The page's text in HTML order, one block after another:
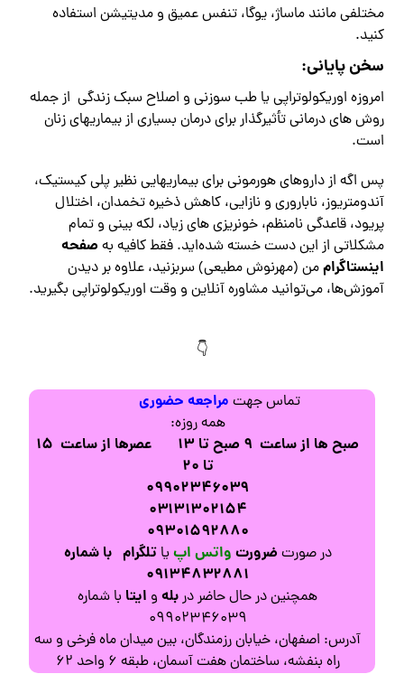
مختلفی مانند ماساژ، یوگا، تنفس عمیق و مدیتیشن استفاده
کنید.
سخن پایانی:
امروزه اوریکولوتراپی یا طب سوزنی و اصلاح سبک زندگی از جمله
روش های درمانی تأثیرگذار برای درمان بسیاری از بیماریهای زنان
است.
پس اگه از داروهای هورمونی برای بیماریهایی نظیر پلی کیستیک،
آندومتریوز، ناباروری و نازایی، کاهش ذخیره تخمدان، اختلال
پریود، قاعدگی نامنظم، خونریزی های زیاد، لکه بینی و تمام
مشکلاتی از این دست خسته شده‌اید. فقط کافیه به صفحه
اینستاگراممن (مهرنوش مطیعی) سربزنید، علاوه بر دیدن
آموزش‌ها، می‌توانید مشاوره آنلاین و وقت اوریکولوتراپی بگیرید.
👇
تماس جهت مراجعه حضوری
همه روزه:
صبح ها از ساعت ۹ صبح تا ۱۳
عصرها از ساعت ۱۵
تا ۲۰
۰۹۹۰۲۳۴۶۰۳۹
۰۳۱۳۱۳۰۲۱۵۴
۰۹۳۰۱۵۹۲۸۸۰
در صورت ضرورت واتس اپیاتلگرام با شماره
۰۹۱۳۴۸۳۲۸۸۱
همچنین در حال حاضر دربله و ایتا با شماره
۰۹۹۰۲۳۴۶۰۳۹
آدرس: اصفهان، خیابان رزمندگان، بین میدان ماه فرخی و سه
راه بنفشه، ساختمان هفت آسمان، طبقه ۶ واحد ۶۲